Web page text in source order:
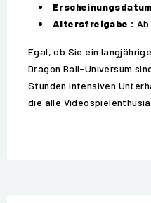
Altersfreigabe :
Egal, ob Sie ein
Dragon Ball-Universum
Stunden intensiven
die alle